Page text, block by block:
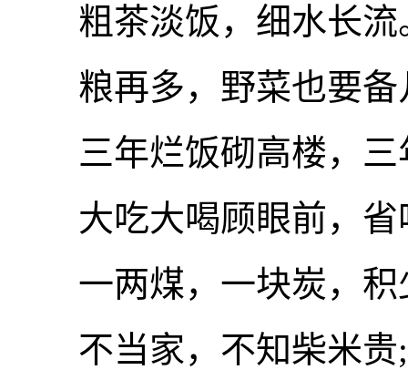
粗茶淡饭，细水长流
粮再多，野菜也要备
三年烂饭砌高楼，三
大吃大喝顾眼前，省
一两煤，一块炭，积
不当家，不知柴米贵;